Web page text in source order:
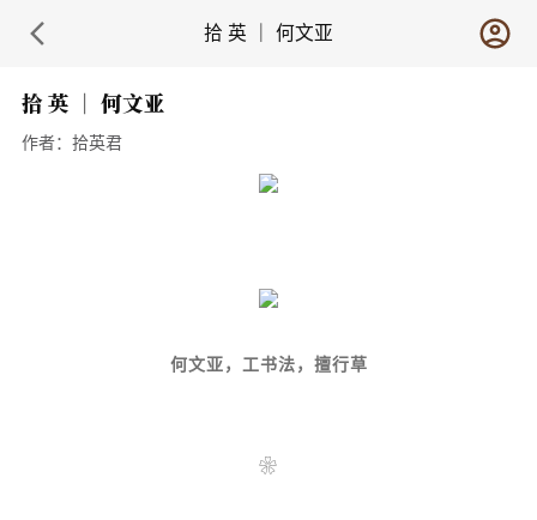
拾 英 ｜ 何文亚
拾 英 ｜ 何文亚
作者： 拾英君
何文亚，工书法，擅行草
❀